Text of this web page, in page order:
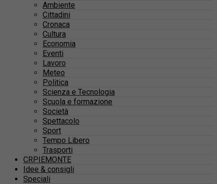
Ambiente
Cittadini
Cronaca
Cultura
Economia
Eventi
Lavoro
Meteo
Politica
Scienza e Tecnologia
Scuola e formazione
Società
Spettacolo
Sport
Tempo Libero
Trasporti
CRPIEMONTE
Idee & consigli
Speciali